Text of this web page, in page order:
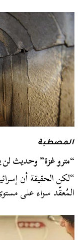
المصطبة
“مترو غزة” وحديث لن
“لكن الحقيقة أن
المُعقّد سواء على